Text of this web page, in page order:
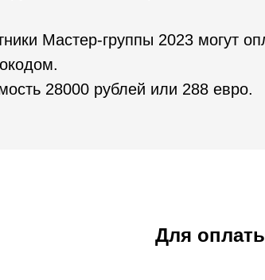
Мастер-группы 2023 могут
28000 рублей или 288 евро.
Для